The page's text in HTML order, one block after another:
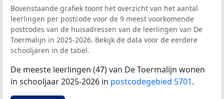
Bovenstaande grafiek toont het overzicht van het aantal
leerlingen per postcode voor de 9 meest voorkomende
postcodes van de huisadressen van de leerlingen van De
Toermalijn in 2025-2026. Bekijk de data voor de eerdere
schooljaren in de tabel.
De meeste leerlingen (47) van De Toermalijn wonen
in schooljaar 2025-2026 in postcodegebied 5701.